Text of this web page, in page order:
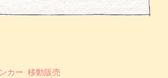
カー 移動販売